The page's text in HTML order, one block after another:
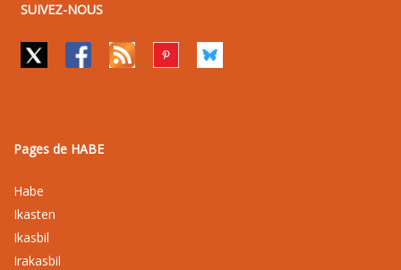
SUIVEZ-NOUS
Pages de HABE
Habe
Ikasten
Ikasbil
Irakasbil